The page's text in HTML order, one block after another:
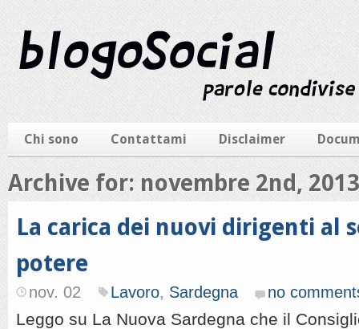
Chi sono Contattami Disclaimer
Archive for: novembre 2nd, 2013
La carica dei nuovi dirigenti al
potere
nov. 02 Lavoro, Sardegna no
Leggo su La Nuova Sardegna che il